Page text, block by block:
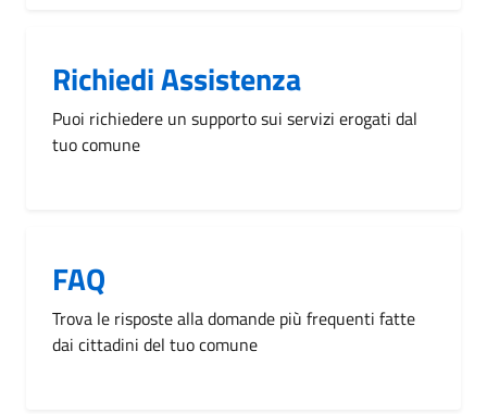
Richiedi Assistenza
Puoi richiedere un supporto sui servizi erogati dal
tuo comune
FAQ
Trova le risposte alla domande più frequenti fatte
dai cittadini del tuo comune